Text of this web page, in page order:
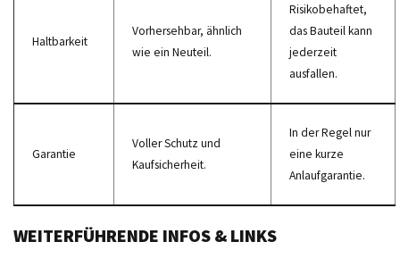
Haltbarkeit
Vorhersehbar, ähnlich
wie ein Neuteil.
Risikobehaftet,
das Bauteil kann
jederzeit
ausfallen.
Garantie
Voller Schutz und
Kaufsicherheit.
In der Regel nur
eine kurze
Anlaufgarantie.
WEITERFÜHRENDE INFOS & LINKS